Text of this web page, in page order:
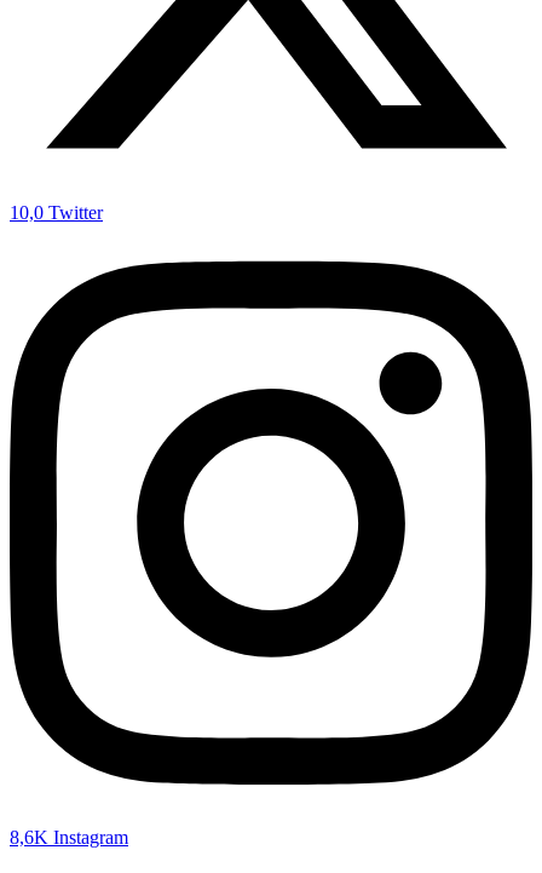
10,0 Twitter
8,6K Instagram